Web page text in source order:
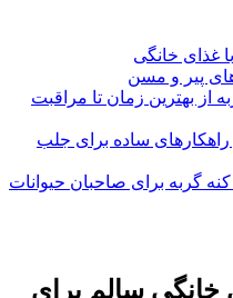
غذای خانگی
پیر و مسن
از بهترین زمان تا مراقبت‌
راهکارهای ساده برای جلب
گربه برای صاحبان حیوانات
خانگی سالم برای